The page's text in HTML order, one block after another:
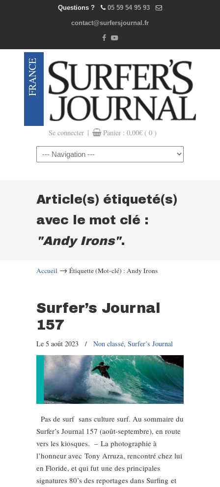
Questions ? 05 59 54 95 93
contact@surfersjournal.fr
Se connecter | Panier : 0,00€ ( 0 )
Navigation
Article(s) étiqueté(s)
avec le mot clé :
"Andy Irons".
Accueil → Étiquette (Mot-clé) : Andy Irons
Surfer’s Journal
157
Le 5 août 2023 / Non classé, Surfer’s Journal
Pas de surf sans culture surf. Au sommaire du
Surfer’s Journal 157 (août-septembre), en route
vers les kiosques. – La photographie à
l’honneur avec Tony Arruza, rencontré chez lui
en Floride, et qui fut une des principales
signatures 80’s des reportages dans Surfing et